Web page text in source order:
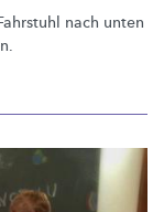
nach unten